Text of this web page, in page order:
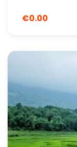
€0.00